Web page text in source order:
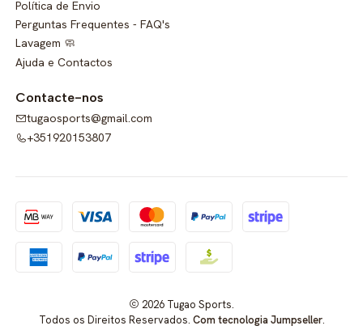
Política de Envio
Perguntas Frequentes - FAQ's
Lavagem 🧼
Ajuda e Contactos
Contacte-nos
tugaosports@gmail.com
+351920153807
2026 Tugao Sports.
Todos os Direitos Reservados. Com tecnologia Jumpseller.